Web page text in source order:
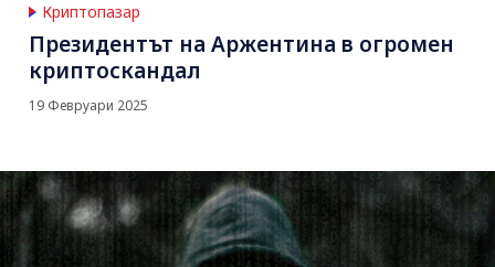
Криптопазар
Президентът на Аржентина в огромен
криптоскандал
19 Февруари 2025